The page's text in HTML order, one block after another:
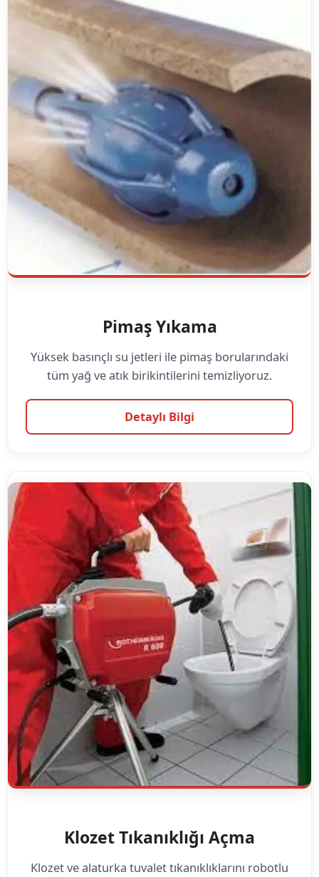
Pimaş Yıkama
Yüksek basınçlı su jetleri ile pimaş borularındaki
tüm yağ ve atık birikintilerini temizliyoruz.
Detaylı Bilgi
Klozet Tıkanıklığı Açma
Klozet ve alaturka tuvalet tıkanıklıklarını robotlu